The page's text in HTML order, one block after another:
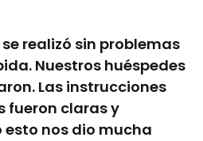
realizó sin problemas
Nuestros huéspedes
Las instrucciones
fueron claras y
esto nos dio mucha